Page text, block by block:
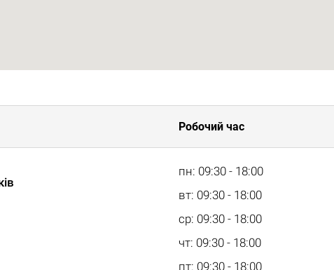
Робочий час
пн: 09:30 - 18:00
вт: 09:30 - 18:00
ср: 09:30 - 18:00
чт: 09:30 - 18:00
пт: 09:30 - 18:00